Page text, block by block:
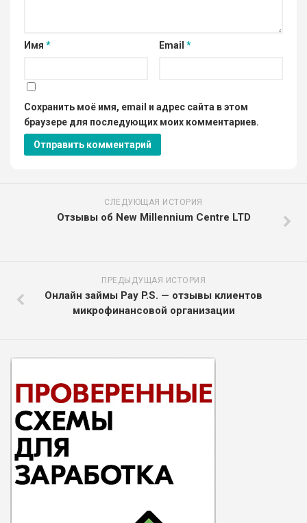
Имя * Email *
Сохранить моё имя, email и адрес сайта в этом
браузере для последующих моих комментариев.
СЛЕДУЮЩАЯ ИСТОРИЯ
Отзывы об New Millennium Centre LTD
ПРЕДЫДУЩАЯ ИСТОРИЯ
Онлайн займы Pay P.S. — отзывы клиентов
микрофинансовой организации